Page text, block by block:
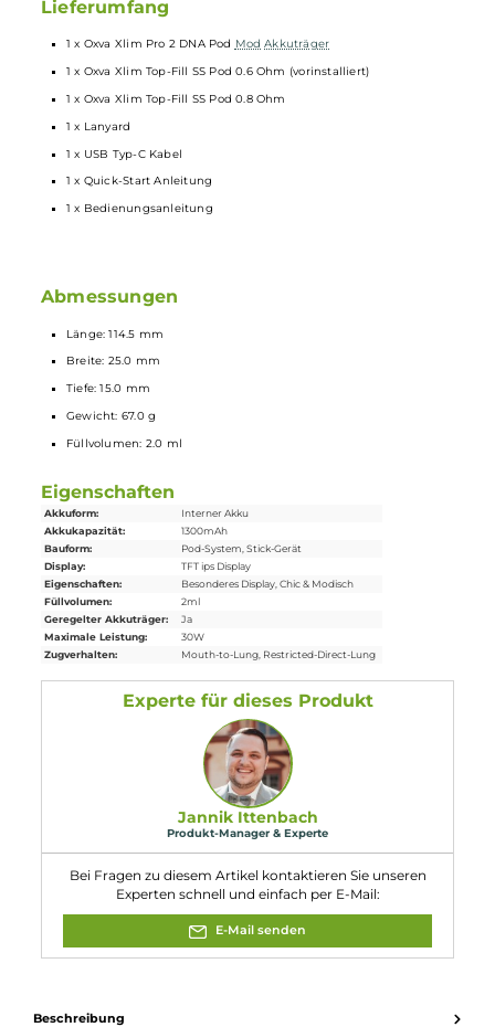
2.0 ml Tankvolumen
Top-Fill mit Silikonverschluss seitlich am
Ergonomisch geformtes und lippenfreundliches
Intensiver Geschmack und weicher Dampf
Konstante Geschmacksentfaltung und Dampfentwicklung vom
ersten bis zum letzten Zug
30% längere Coil-Lebensdauer
Optimaler Auslaufschutz
Anti-Burn
und
Flavor Replay
Feature sind dann jedoch nicht nutzbar
Lieferumfang
1 x Oxva Xlim Pro 2 DNA Pod
1 x Oxva Xlim Top-Fill SS Pod 0.6 Ohm (vorinstalliert)
1 x Oxva Xlim Top-Fill SS Pod 0.8 Ohm
1 x Lanyard
1 x USB Typ-C Kabel
1 x Quick-Start Anleitung
1 x Bedienungsanleitung
Abmessungen
Länge: 114.5 mm
Breite: 25.0 mm